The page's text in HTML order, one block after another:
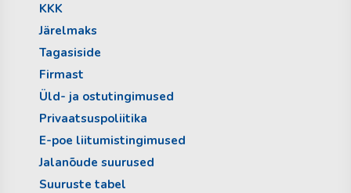
KKK
Järelmaks
Tagasiside
Firmast
Üld- ja ostutingimused
Privaatsuspoliitika
E-poe liitumistingimused
Jalanõude suurused
Suuruste tabel